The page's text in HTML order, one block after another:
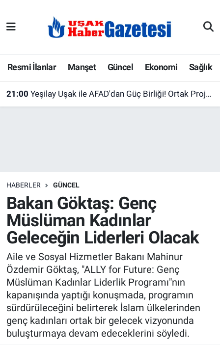
Resmi İlanlar Manşet Güncel Ekonomi Sağlık
21:00 Yeşilay Uşak ile AFAD'dan Güç Birliği! Ortak Projeler İçin İlk Adım Atıldı
HABERLER GÜNCEL
Bakan Göktaş: Genç
Müslüman Kadınlar
Geleceğin Liderleri Olacak
Aile ve Sosyal Hizmetler Bakanı Mahinur
Özdemir Göktaş, "ALLY for Future: Genç
Müslüman Kadınlar Liderlik Programı"nın
kapanışında yaptığı konuşmada, programın
sürdürüleceğini belirterek İslam ülkelerinden
genç kadınları ortak bir gelecek vizyonunda
buluşturmaya devam edeceklerini söyledi.
E-Gazete
Ekonomi
Köşe Yazarları
Kültür Sanat
Manşet
Resmi İlanlar
Sağlık
Son Dakika
Spor
Uşak Hava Durumu
Uşak Trafik Yoğunluk Haritası